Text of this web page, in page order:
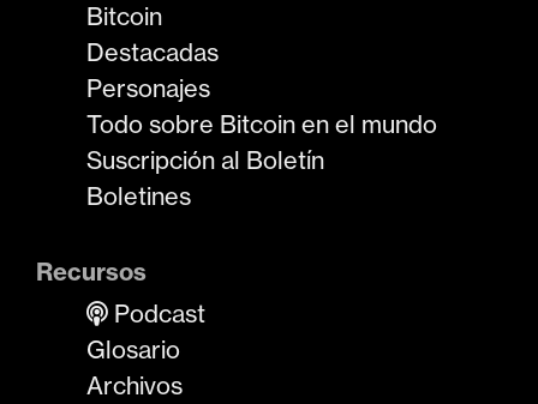
Bitcoin
Destacadas
Personajes
Todo sobre Bitcoin en el mundo
Suscripción al Boletín
Boletines
Recursos
Podcast
Glosario
Archivos